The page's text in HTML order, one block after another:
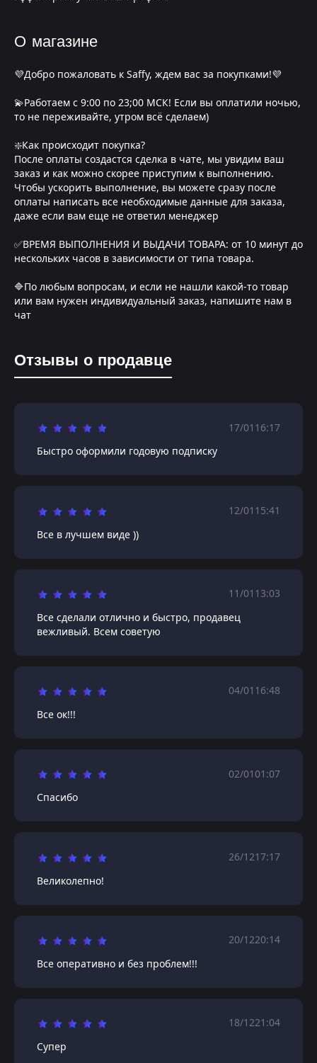
О магазине
💜Добро пожаловать к Saffy, ждем вас за покупками!💜
💫Работаем с 9:00 по 23;00 МСК! Если вы оплатили ночью,
то не переживайте, утром всё сделаем)
❇️Как происходит покупка?
После оплаты создастся сделка в чате, мы увидим ваш
заказ и как можно скорее приступим к выполнению.
Чтобы ускорить выполнение, вы можете сразу после
оплаты написать все необходимые данные для заказа,
даже если вам еще не ответил менеджер
✅ВРЕМЯ ВЫПОЛНЕНИЯ И ВЫДАЧИ ТОВАРА: от 10 минут до
нескольких часов в зависимости от типа товара.
🔷По любым вопросам, и если не нашли какой-то товар
или вам нужен индивидуальный заказ, напишите нам в
чат
Отзывы о продавце
17/01 16:17
Быстро оформили годовую подписку
12/01 15:41
Все в лучшем виде ))
11/01 13:03
Все сделали отлично и быстро, продавец
вежливый. Всем советую
04/01 16:48
Все ок!!!
02/0101:07
Спасибо
26/1217:17
Великолепно!
20/1220:14
Все оперативно и без проблем!!!
18/1221:04
Супер